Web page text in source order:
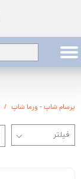
پرسام شاپ - ورما شاپ